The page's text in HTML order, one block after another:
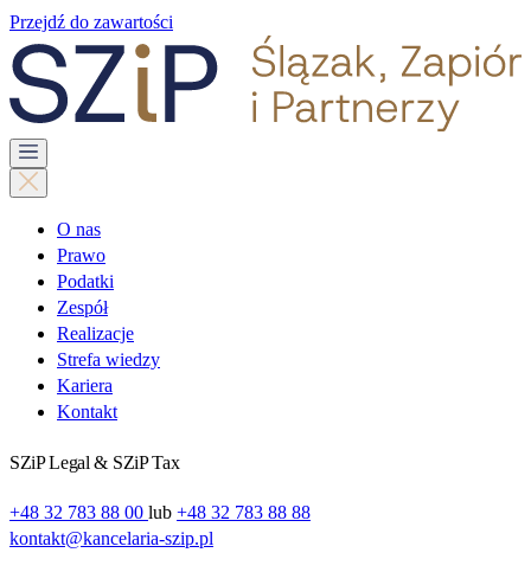
Przejdź do zawartości
O nas
Prawo
Podatki
Zespół
Realizacje
Strefa wiedzy
Kariera
Kontakt
SZiP Legal & SZiP Tax
+48 32 783 88 00 lub +48 32 783 88 88
kontakt@kancelaria-szip.pl